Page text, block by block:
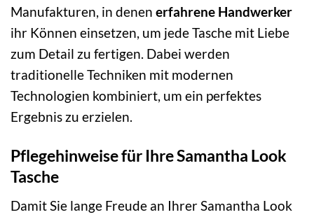
Manufakturen, in denen erfahrene Handwerker
ihr Können einsetzen, um jede Tasche mit Liebe
zum Detail zu fertigen. Dabei werden
traditionelle Techniken mit modernen
Technologien kombiniert, um ein perfektes
Ergebnis zu erzielen.
Pflegehinweise für Ihre Samantha Look
Tasche
Damit Sie lange Freude an Ihrer Samantha Look